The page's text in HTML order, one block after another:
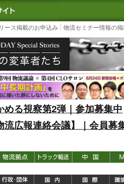
最大の物流ニュースサイト
3PL, SCMなど
ース掲載のお申込み 物流セミナー情報の
る視察第2弾｜参加募集中
広報連絡会議】｜会員募